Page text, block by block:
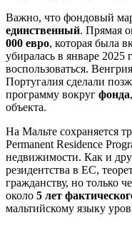
Важно, что фондовый
единственный. Прямая
000 евро, которая была
убиралась в январе 2025
воспользоваться.
Португалия сделали
программу вокруг фонда
объекта.
На Мальте сохраняется
Permanent Residence
недвижимости. Как и
резидентства в ЕС,
гражданству, но только
около 5 лет
мальтийскому языку